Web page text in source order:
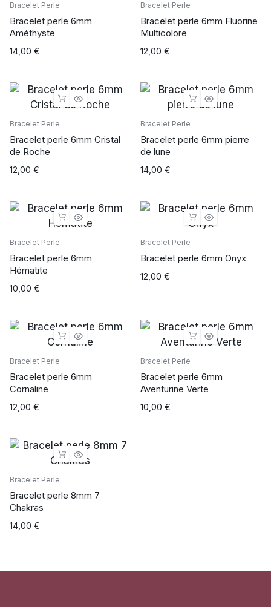
Bracelet Perle
Bracelet perle 6mm
Améthyste
14,00 €
Bracelet Perle
Bracelet perle 6mm Fluorine
Multicolore
12,00 €
Bracelet Perle
Bracelet perle 6mm Cristal
de Roche
12,00 €
Bracelet Perle
Bracelet perle 6mm pierre
de lune
14,00 €
Bracelet Perle
Bracelet perle 6mm
Hématite
10,00 €
Bracelet Perle
Bracelet perle 6mm Onyx
12,00 €
Bracelet Perle
Bracelet perle 6mm
Cornaline
12,00 €
Bracelet Perle
Bracelet perle 6mm
Aventurine Verte
10,00 €
Bracelet Perle
Bracelet perle 8mm 7
Chakras
14,00 €